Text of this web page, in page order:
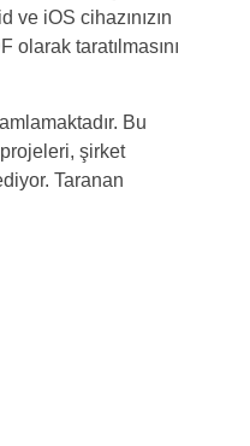
ve iOS cihazınızın
olarak taratılmasını
Bu
şirket
Taranan